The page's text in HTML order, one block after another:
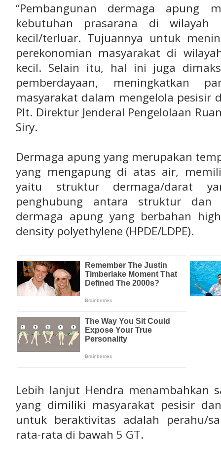
“Pembangunan dermaga apung
kebutuhan prasarana di wilayah
kecil/terluar. Tujuannya untuk
perekonomian masyarakat di
kecil. Selain itu, hal ini juga
pemberdayaan, meningkatkan
masyarakat dalam mengelola pesisir
Plt. Direktur Jenderal Pengelolaan
Siry.
Dermaga apung yang merupakan
yang mengapung di atas air,
yaitu struktur dermaga/darat
penghubung antara struktur dan
dermaga apung yang berbahan
density polyethylene (HPDE/LDPE).
Lebih lanjut Hendra menambahkan
yang dimiliki masyarakat pesisir
untuk beraktivitas adalah perahu/
rata-rata di bawah 5 GT.